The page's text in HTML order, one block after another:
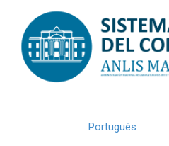
navigation
Português